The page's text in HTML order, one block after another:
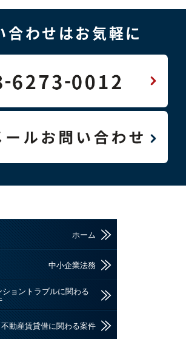
合わせはお気軽に
ホーム
中小企業法務
ショントラブルに関わる
不動産賃貸借に関わる案件